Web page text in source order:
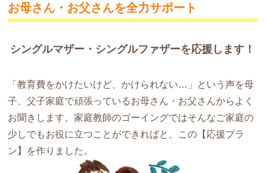
お母さん・お父さんを全力サポート
シングルマザー・シングルファザーを応援します！
「教育費をかけたいけど、かけられない…」という声を母
子、父子家庭で頑張っているお母さん・お父さんからよく
お聞きします。家庭教師のゴーイングではそんなご家庭の
少しでもお役に立つことができればと、この【応援プラ
ン】を作りました。